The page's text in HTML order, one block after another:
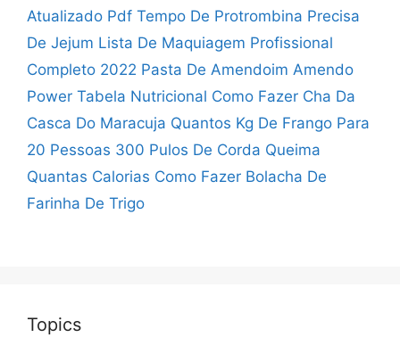
Atualizado Pdf Tempo De Protrombina Precisa
De Jejum Lista De Maquiagem Profissional
Completo 2022 Pasta De Amendoim Amendo
Power Tabela Nutricional Como Fazer Cha Da
Casca Do Maracuja Quantos Kg De Frango Para
20 Pessoas 300 Pulos De Corda Queima
Quantas Calorias Como Fazer Bolacha De
Farinha De Trigo
Topics